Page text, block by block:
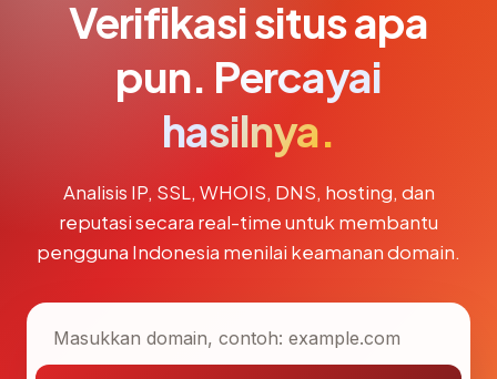
Verifikasi situs apa
pun. Percayai
hasilnya.
Analisis IP, SSL, WHOIS, DNS, hosting, dan
reputasi secara real-time untuk membantu
pengguna Indonesia menilai keamanan domain.